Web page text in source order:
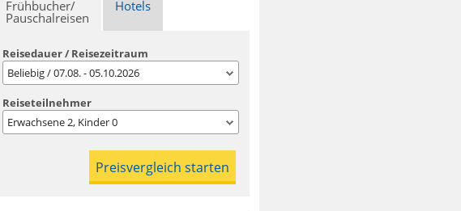
Frühbucher/
Pauschalreisen
Hotels
Reisedauer / Reisezeitraum
Beliebig / 07.08. - 05.10.2026
Reiseteilnehmer
Erwachsene2, Kinder0